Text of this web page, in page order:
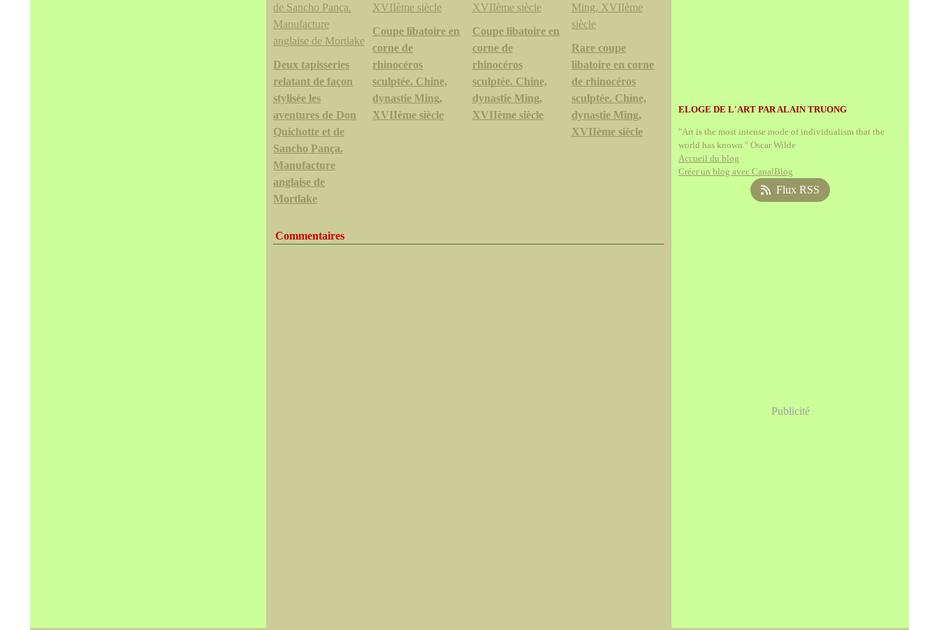
Deux tapisseries
relatant de façon
stylisée les
aventures de Don
Quichotte et de
Sancho Pança.
Manufacture
anglaise de
Mortlake
Coupe libatoire en
corne de
rhinocéros
sculptée. Chine,
dynastie Ming,
XVIIème siècle
Coupe libatoire en
corne de
rhinocéros
sculptée. Chine,
dynastie Ming,
XVIIème siècle
Rare coupe
libatoire en corne
de rhinocéros
sculptée. Chine,
dynastie Ming,
XVIIème siècle
Commentaires
ELOGE DE L'ART PAR ALAIN TRUONG
"Art is the most intense mode of individualism that the
world has known." Oscar Wilde
Accueil du blog
Créer un blog avec CanalBlog
Flux RSS
Publicité